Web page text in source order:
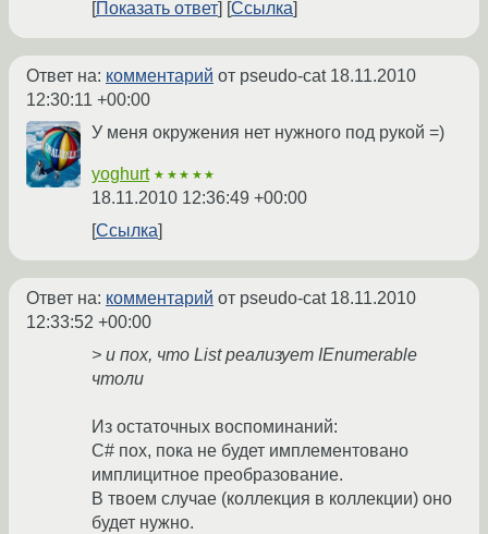
Показать ответ Ссылка
Ответ на: комментарий от pseudo-cat 18.11.2010
12:30:11 +00:00
У меня окружения нет нужного под рукой =)
yoghurt ★★★★★
18.11.2010 12:36:49 +00:00
Ссылка
Ответ на: комментарий от pseudo-cat 18.11.2010
12:33:52 +00:00
> и пох, что List реализует IEnumerable
чтоли
Из остаточных воспоминаний:
C# пох, пока не будет имплементовано
имплицитное преобразование.
В твоем случае (коллекция в коллекции) оно
будет нужно.